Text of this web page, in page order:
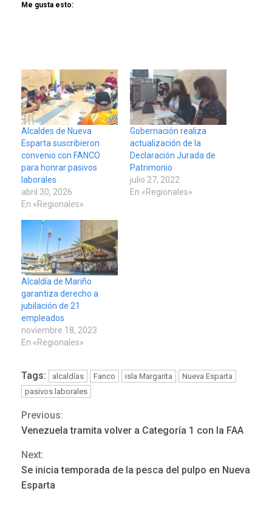
Me gusta esto:
Alcaldes de Nueva
Esparta suscribieron
convenio con FANCO
para honrar pasivos
laborales
abril 30, 2026
En «Regionales»
Gobernación realiza
actualización de la
Declaración Jurada de
Patrimonio
julio 27, 2022
En «Regionales»
Alcaldía de Mariño
garantiza derecho a
jubilación de 21
empleados
noviembre 18, 2023
En «Regionales»
Tags: alcaldías Fanco isla Margarita
Nueva Esparta
pasivos laborales
Continue
Reading
Previous:
Venezuela tramita volver a Categoría 1 con la FAA
Next:
Se inicia temporada de la pesca del pulpo en Nueva
Esparta
NACIONALES
TITULARES